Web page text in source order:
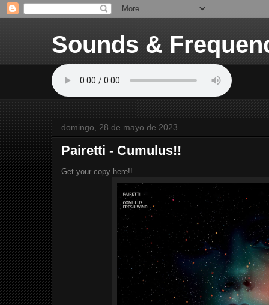
Sounds &
domingo, 28 de mayo de 2023
Pairetti - Cumulus!!
Get your copy here!!